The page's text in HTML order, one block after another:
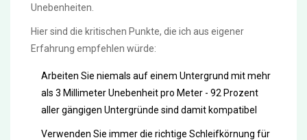
Unebenheiten.
Hier sind die kritischen Punkte, die ich aus eigener
Erfahrung empfehlen würde:
Arbeiten Sie niemals auf einem Untergrund mit mehr
als 3 Millimeter Unebenheit pro Meter - 92 Prozent
aller gängigen Untergründe sind damit kompatibel
Verwenden Sie immer die richtige Schleifkörnung für